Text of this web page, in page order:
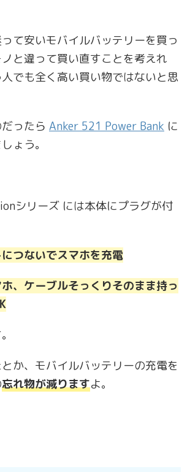
て安いモバイルバッテリーを買っ
と違って買い直すことを考えれ
でも全く高い買い物ではないと思
ったら Anker 521 Power Bank に
ょう。
シリーズ には本体にプラグが付
つないでスマホを充電
、ケーブルそっくりそのまま持っ
か、モバイルバッテリーの充電を
忘れ物が減りますよ。